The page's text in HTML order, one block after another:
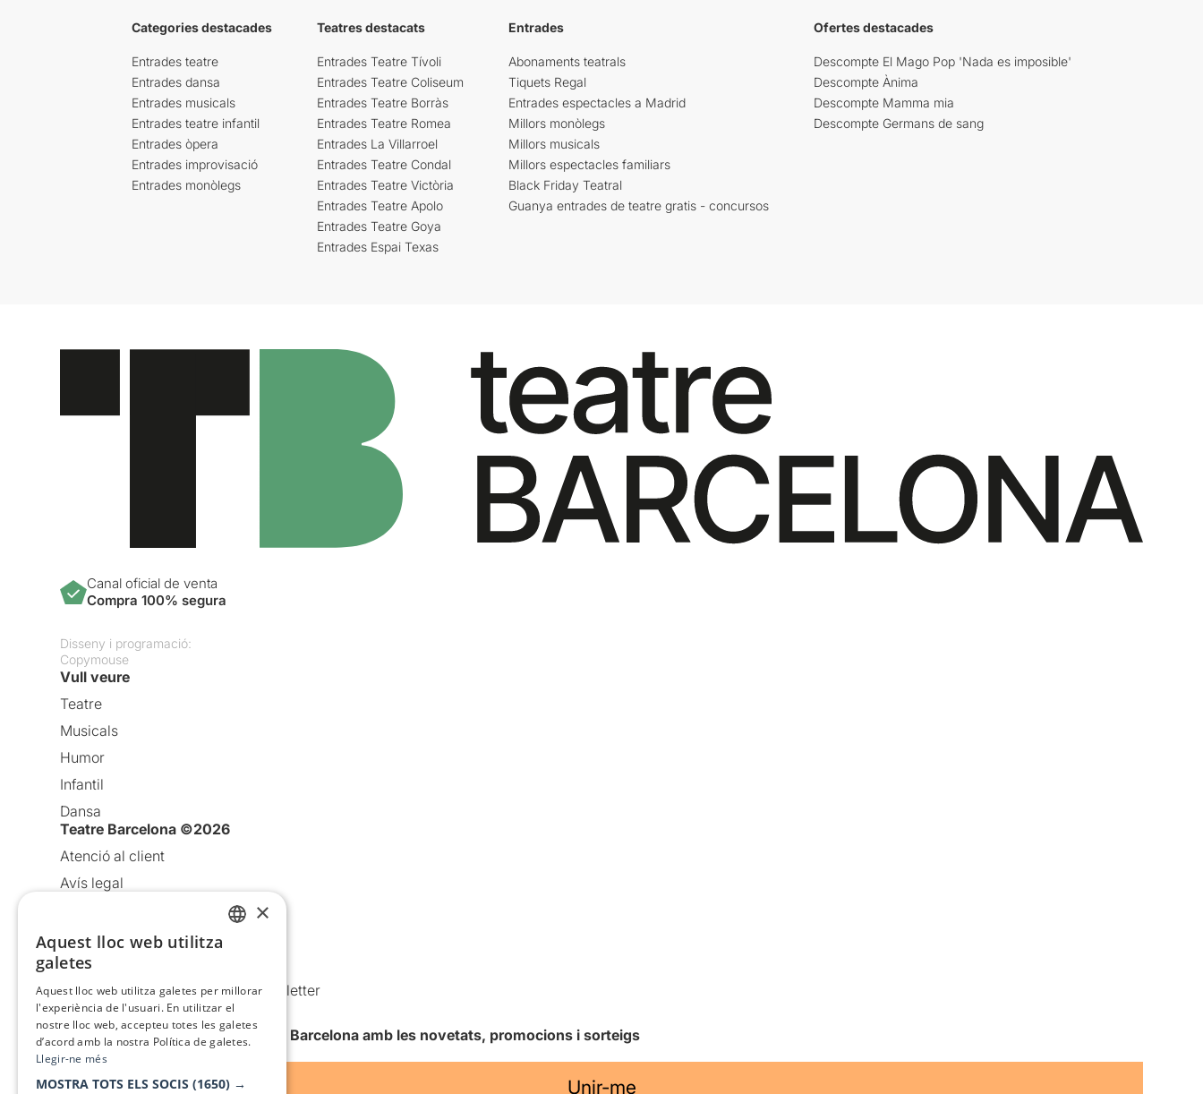
Categories destacades
Entrades teatre
Entrades dansa
Entrades musicals
Entrades teatre infantil
Entrades òpera
Entrades improvisació
Entrades monòlegs
Teatres destacats
Entrades Teatre Tívoli
Entrades Teatre Coliseum
Entrades Teatre Borràs
Entrades Teatre Romea
Entrades La Villarroel
Entrades Teatre Condal
Entrades Teatre Victòria
Entrades Teatre Apolo
Entrades Teatre Goya
Entrades Espai Texas
Entrades
Abonaments teatrals
Tiquets Regal
Entrades espectacles a Madrid
Millors monòlegs
Millors musicals
Millors espectacles familiars
Black Friday Teatral
Guanya entrades de teatre gratis - concursos
Ofertes destacades
Descompte El Mago Pop 'Nada es imposible'
Descompte Ànima
Descompte Mamma mia
Descompte Germans de sang
Canal oficial de venta
Compra 100% segura
Disseny i programació:
Copymouse
Vull veure
Teatre
Musicals
Humor
Infantil
Dansa
Teatre Barcelona ©2026
Atenció al client
Avís legal
Política de cookies
Condicions d’ús
Comunicacions comercials i Newsletter
Anuncia’t
Vull rebre la newsletter de Teatre Barcelona amb les novetats, promocions i sorteigs
Unir-me
×
Aquest lloc web utilitza
galetes
Aquest lloc web utilitza galetes per millorar
l'experiència de l'usuari. En utilitzar el
nostre lloc web, accepteu totes les galetes
d’acord amb la nostra Política de galetes.
Llegir-ne més
MOSTRA TOTS ELS SOCIS (1650) →